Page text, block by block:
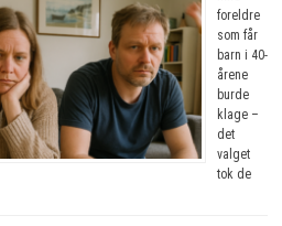
foreldre
som får
barn i 40-
årene
burde
klage –
det
valget
tok de